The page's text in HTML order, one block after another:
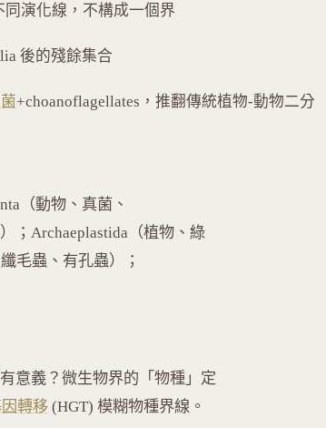
同演化線，不構成一個界
後的殘餘集合
+choanoflagellates，推翻傳統植物-動物二分
（動物、真菌、
；Archaeplastida（植物、綠
毛蟲、有孔蟲）；
意義？微生物界的「物種」定
轉移 (HGT) 模糊物種界線。